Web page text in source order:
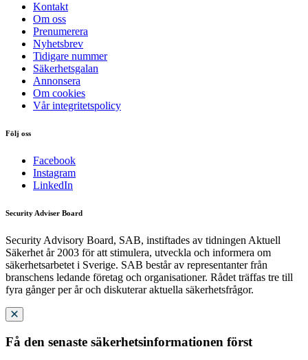
Kontakt
Om oss
Prenumerera
Nyhetsbrev
Tidigare nummer
Säkerhetsgalan
Annonsera
Om cookies
Vår integritetspolicy
Följ oss
Facebook
Instagram
LinkedIn
Security Adviser Board
Security Advisory Board, SAB, instiftades av tidningen Aktuell
Säkerhet år 2003 för att stimulera, utveckla och informera om
säkerhetsarbetet i Sverige. SAB består av representanter från
branschens ledande företag och organisationer. Rådet träffas tre till
fyra gånger per år och diskuterar aktuella säkerhetsfrågor.
Få den senaste säkerhetsinformationen först